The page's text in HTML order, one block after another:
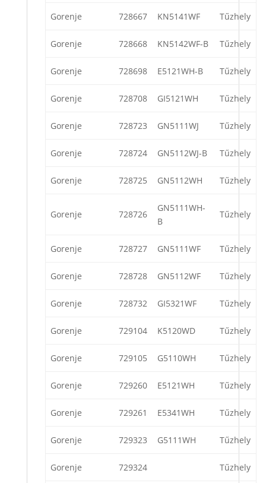
Gorenje 728667 KN5141WF Tűzhely
Gorenje 728668 KN5142WF-B Tűzhely
Gorenje 728698 E5121WH-B Tűzhely
Gorenje 728708 GI5121WH Tűzhely
Gorenje 728723 GN5111WJ Tűzhely
Gorenje 728724 GN5112WJ-B Tűzhely
Gorenje 728725 GN5112WH Tűzhely
Gorenje 728726
GN5111WH-
B
Tűzhely
Gorenje 728727 GN5111WF Tűzhely
Gorenje 728728 GN5112WF Tűzhely
Gorenje 728732 GI5321WF Tűzhely
Gorenje 729104 K5120WD Tűzhely
Gorenje 729105 G5110WH Tűzhely
Gorenje 729260 E5121WH Tűzhely
Gorenje 729261 E5341WH Tűzhely
Gorenje 729323 G5111WH Tűzhely
Gorenje 729324 Tűzhely